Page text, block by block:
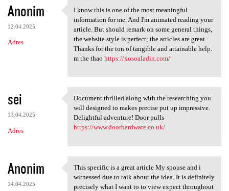
Anonim
12.04.2025
Adres
I know this is one of the
I know this is one of the most meaningful
information for me. And I'm animated reading your
article. But should remark on some general things,
the website style is perfect; the articles are great.
Thanks for the ton of tangible and attainable help.
m the thao https://xosoaladin.com/
sei
13.04.2025
Adres
Document thrilled along with
Document thrilled along with the researching you
will designed to makes precise put up impressive.
Delightful adventure! Door pulls
https://www.doorhardware.co.uk/
Anonim
14.04.2025
This specific is a great
This specific is a great article My spouse and i
witnessed due to talk about the idea. It is definitely
precisely what I want to to view expect throughout